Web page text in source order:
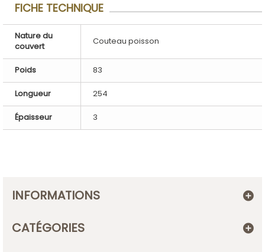
FICHE TECHNIQUE
Nature du
couvert
Couteau poisson
Poids 83
Longueur 254
Épaisseur 3
INFORMATIONS
CATÉGORIES